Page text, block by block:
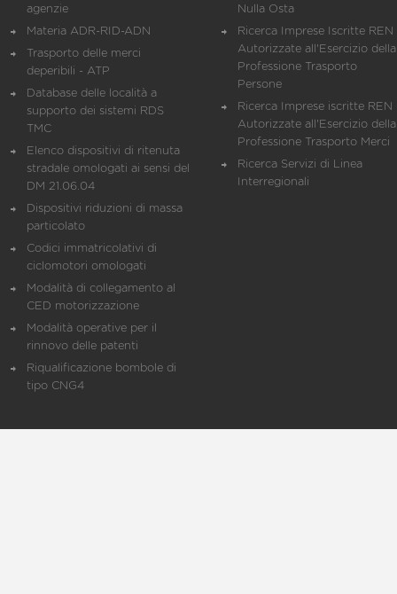
agenzie
Materia ADR-RID-ADN
Trasporto delle merci
deperibili - ATP
Database delle località a
supporto dei sistemi RDS
TMC
Elenco dispositivi di ritenuta
stradale omologati ai sensi del
DM 21.06.04
Dispositivi riduzioni di massa
particolato
Codici immatricolativi di
ciclomotori omologati
Modalità di collegamento al
CED motorizzazione
Modalità operative per il
rinnovo delle patenti
Riqualificazione bombole di
tipo CNG4
Nulla Osta
Ricerca Imprese Iscritte REN
Autorizzate all'Esercizio della
Professione Trasporto
Persone
Ricerca Imprese iscritte REN
Autorizzate all'Esercizio della
Professione Trasporto Merci
Ricerca Servizi di Linea
Interregionali